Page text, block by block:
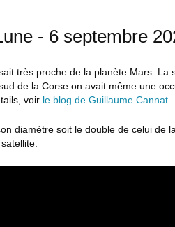
- 6 septembre
très proche de la planète Mars.
de la Corse on avait même une
voir le blog de Guillaume Cannat
diamètre soit le double de celui de